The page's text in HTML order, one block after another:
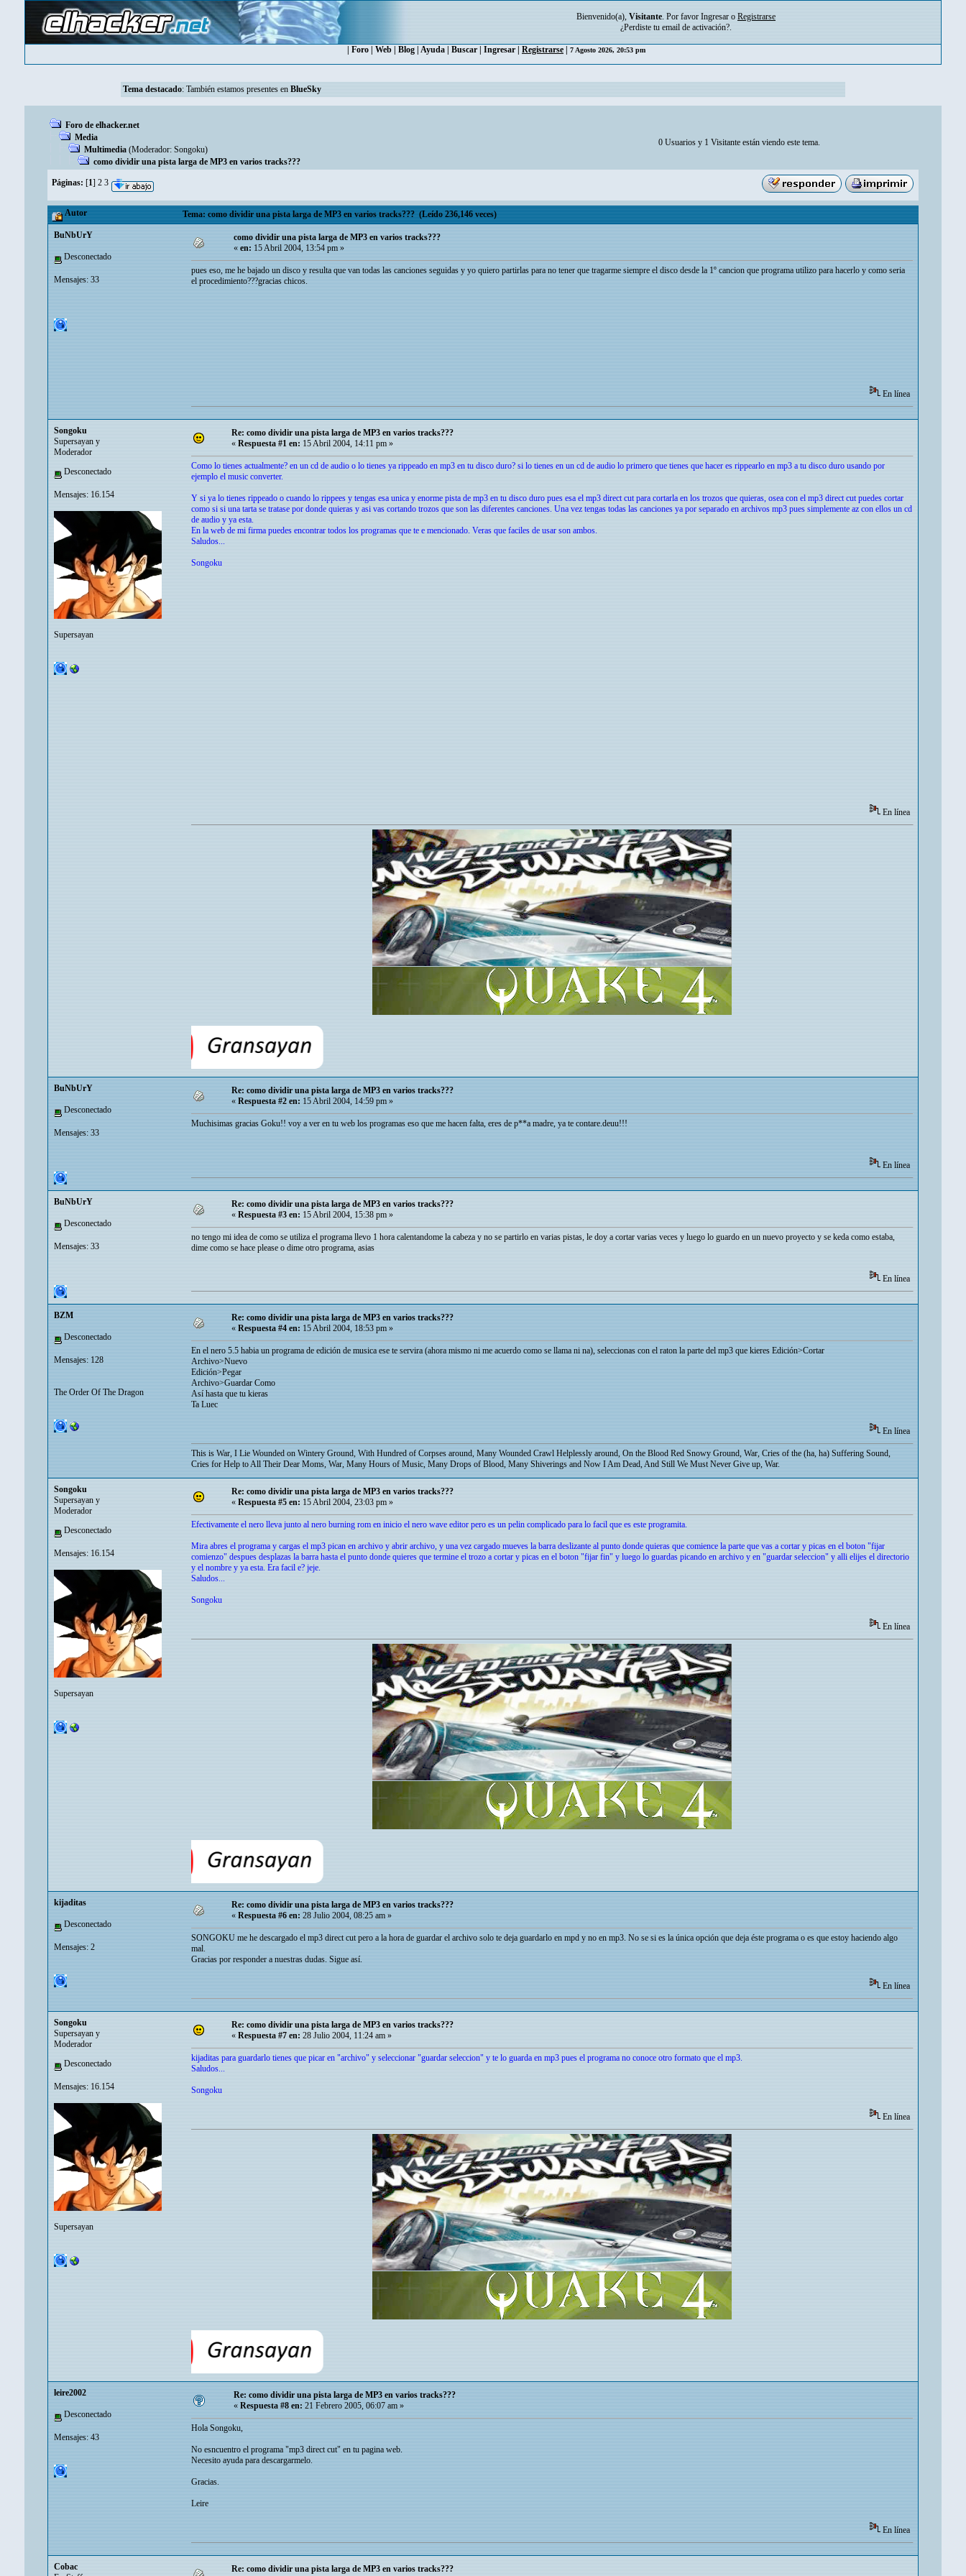
Bienvenido(a), Visitante. Por favor Ingresar o Registrarse
¿Perdiste tu email de activación?.
Foro Web Blog Ayuda Buscar Ingresar Registrarse 7 Agosto 2026, 20:53 pm
Tema destacado: También estamos presentes en BlueSky
Foro de elhacker.net
Media
Multimedia (Moderador: Songoku)
como dividir una pista larga de MP3 en varios tracks???
0 Usuarios y 1 Visitante están viendo este tema.
Páginas: [1] 2 3
Autor Tema: como dividir una pista larga de MP3 en varios tracks??? (Leído 236,146 veces)
BuNbUrY
Desconectado
Mensajes: 33
como dividir una pista larga de MP3 en varios tracks???
«en:15 Abril 2004, 13:54 pm »
pues eso, me he bajado un disco y resulta que van todas las canciones seguidas y yo quiero partirlas para no tener que tragarme siempre el disco desde la 1º cancion que programa utilizo para hacerlo y como seria
el procedimiento???gracias chicos.
En línea
Songoku
Supersayan y
Moderador
Desconectado
Mensajes: 16.154
Supersayan
Re: como dividir una pista larga de MP3 en varios tracks???
« Respuesta #1 en: 15 Abril 2004, 14:11 pm »
Como lo tienes actualmente? en un cd de audio o lo tienes ya rippeado en mp3 en tu disco duro? si lo tienes en un cd de audio lo primero que tienes que hacer es rippearlo en mp3 a tu disco duro usando por
ejemplo el music converter.
Y si ya lo tienes rippeado o cuando lo rippees y tengas esa unica y enorme pista de mp3 en tu disco duro pues esa el mp3 direct cut para cortarla en los trozos que quieras, osea con el mp3 direct cut puedes cortar
como si si una tarta se tratase por donde quieras y asi vas cortando trozos que son las diferentes canciones. Una vez tengas todas las canciones ya por separado en archivos mp3 pues simplemente az con ellos un cd
de audio y ya esta.
En la web de mi firma puedes encontrar todos los programas que te e mencionado. Veras que faciles de usar son ambos.
Saludos...
Songoku
En línea
BuNbUrY
Desconectado
Mensajes: 33
Re: como dividir una pista larga de MP3 en varios tracks???
«Respuesta #2 en:15 Abril 2004, 14:59 pm »
Muchisimas gracias Goku!! voy a ver en tu web los programas eso que me hacen falta, eres de p**a madre, ya te contare.deuu!!!
En línea
BuNbUrY
Desconectado
Mensajes: 33
Re: como dividir una pista larga de MP3 en varios tracks???
« Respuesta #3 en: 15 Abril 2004, 15:38 pm »
no tengo mi idea de como se utiliza el programa llevo 1 hora calentandome la cabeza y no se partirlo en varias pistas, le doy a cortar varias veces y luego lo guardo en un nuevo proyecto y se keda como estaba,
dime como se hace please o dime otro programa, asias
En línea
BZM
Desconectado
Mensajes: 128
The Order Of The Dragon
Re: como dividir una pista larga de MP3 en varios tracks???
«Respuesta #4 en:15 Abril 2004, 18:53 pm »
En el nero 5.5 habia un programa de edición de musica ese te servira (ahora mismo ni me acuerdo como se llama ni na), seleccionas con el raton la parte del mp3 que kieres Edición>Cortar
Archivo>Nuevo
Edición>Pegar
Archivo>Guardar Como
Así hasta que tu kieras
Ta Luec
En línea
This is War, I Lie Wounded on Wintery Ground, With Hundred of Corpses around, Many Wounded Crawl Helplessly around, On the Blood Red Snowy Ground, War, Cries of the (ha, ha) Suffering Sound,
Cries for Help to All Their Dear Moms, War, Many Hours of Music, Many Drops of Blood, Many Shiverings and Now I Am Dead, And Still We Must Never Give up, War.
Songoku
Supersayan y
Moderador
Desconectado
Mensajes: 16.154
Supersayan
Re: como dividir una pista larga de MP3 en varios tracks???
« Respuesta #5 en: 15 Abril 2004, 23:03 pm »
Efectivamente el nero lleva junto al nero burning rom en inicio el nero wave editor pero es un pelin complicado para lo facil que es este programita.
Mira abres el programa y cargas el mp3 pican en archivo y abrir archivo, y una vez cargado mueves la barra deslizante al punto donde quieras que comience la parte que vas a cortar y picas en el boton "fijar
comienzo" despues desplazas la barra hasta el punto donde quieres que termine el trozo a cortar y picas en el boton "fijar fin" y luego lo guardas picando en archivo y en "guardar seleccion" y alli elijes el directorio
y el nombre y ya esta. Era facil e? jeje.
Saludos...
Songoku
En línea
kijaditas
Desconectado
Mensajes: 2
Re: como dividir una pista larga de MP3 en varios tracks???
«Respuesta #6 en:28 Julio 2004, 08:25 am »
SONGOKU me he descargado el mp3 direct cut pero a la hora de guardar el archivo solo te deja guardarlo en mpd y no en mp3. No se si es la única opción que deja éste programa o es que estoy haciendo algo
mal.
Gracias por responder a nuestras dudas. Sigue así.
En línea
Songoku
Supersayan y
Moderador
Desconectado
Mensajes: 16.154
Supersayan
Re: como dividir una pista larga de MP3 en varios tracks???
« Respuesta #7 en: 28 Julio 2004, 11:24 am »
kijaditas para guardarlo tienes que picar en "archivo" y seleccionar "guardar seleccion" y te lo guarda en mp3 pues el programa no conoce otro formato que el mp3.
Saludos...
Songoku
En línea
leire2002
Desconectado
Mensajes: 43
Re: como dividir una pista larga de MP3 en varios tracks???
«Respuesta #8 en:21 Febrero 2005, 06:07 am »
Hola Songoku,
No esncuentro el programa "mp3 direct cut" en tu pagina web.
Necesito ayuda para descargarmelo.
Gracias.
Leire
En línea
Cobac
Re: como dividir una pista larga de MP3 en varios tracks???